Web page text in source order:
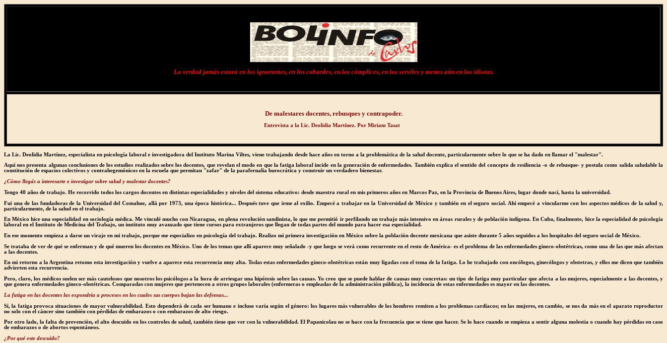
La verdad jamás estará en los ignorantes, en los cobardes, en los cómplices, en los serviles y menos aún en los idiotas.
De malestares docentes, rebusques y contrapoder.
Entrevista a la Lic. Deolidia Martínez. Por Miriam Tasat
La Lic. Deolidia Martínez, especialista en psicología laboral e investigadora del Instituto Marina Viltes, viene trabajando desde hace años en torno a la problemática de la salud docente, particularmente sobre lo que se ha dado en llamar el "malestar".
Aquí nos presenta algunas conclusiones de los estudios realizados sobre los docentes, que revelan el modo en que la fatiga laboral incide en la generación de enfermedades. También explica el sentido del concepto de resiliencia -o de rebusque- y postula como salida saludable la
constitución de espacios colectivos y contrahegemónicos en la escuela que permitan "zafar" de la parafernalia burocrática y construir un verdadero bienestar.
¿Cómo llegás a interesarte e investigar sobre salud y malestar docentes?
Tengo 40 años de trabajo. He recorrido todos los cargos docentes en distintas especialidades y niveles del sistema educativo: desde maestra rural en mis primeros años en Marcos Paz, en la Provincia de Buenos Aires, lugar donde nací, hasta la universidad.
Fui una de las fundadoras de la Universidad del Comahue, allá por 1973, una época histórica... Después tuve que irme al exilio. Empecé a trabajar en la Universidad de México y también en el seguro social. Ahí empecé a vincularme con los aspectos médicos de la salud y,
particularmente, de la salud en el trabajo.
En México hice una especialidad en sociología médica. Me vinculé mucho con Nicaragua, en plena revolución sandinista, lo que me permitió ir perfilando un trabajo más intensivo en áreas rurales y de población indígena. En Cuba, finalmente, hice la especialidad de psicología
laboral en el Instituto de Medicina del Trabajo, un instituto muy avanzado que tiene cursos para extranjeros que llegan de todas partes del mundo para hacer esa especialidad.
En ese momento empieza a darse un viraje en mi trabajo, porque me especializo en psicología del trabajo. Realizo mi primera investigación en México sobre la población docente mexicana que asiste durante 5 años seguidos a los hospitales del seguro social de México.
Se trataba de ver de qué se enferman y de qué mueren los docentes en México. Uno de los temas que allí aparece muy señalado -y que luego se verá como recurrente en el resto de América- es el problema de las enfermedades gineco-obstétricas, como una de las que más afectan
a las docentes.
En mi retorno a la Argentina retomo esta investigación y vuelve a aparece esta recurrencia muy alta. Todas estas enfermedades gineco-obstétricas están muy ligadas con el tema de la fatiga. Lo he trabajado con oncólogos, ginecólogos y obstetras, y ellos me dicen que también
advierten esta recurrencia.
Pero, claro, los médicos suelen ser más cautelosos que nosotros los psicólogos a la hora de arriesgar una hipótesis sobre las causas. Yo creo que se puede hablar de causas muy concretas: un tipo de fatiga muy particular que afecta a las mujeres, especialmente a las docentes, y
que genera enfermedades gineco-obstétricas. Comparadas con mujeres que pertenecen a otros grupos laborales (enfermeras o empleadas de la administración pública), la incidencia de estas enfermedades es mayor en las docentes.
La fatiga en las docentes las expondría a procesos en los cuales sus cuerpos bajan las defensas...
Sí, la fatiga provoca situaciones de mayor vulnerabilidad. Esto dependerá de cada ser humano e incluso varía según el género: los lugares más vulnerables de los hombres remiten a los problemas cardíacos; en las mujeres, en cambio, se nos da más en el aparato reproductor
no solo con el cáncer sino también con pérdidas de embarazos o con embarazos de alto riesgo.
Por otro lado, la falta de prevención, el alto descuido en los controles de salud, también tiene que ver con la vulnerabilidad. El Papanicolau no se hace con la frecuencia que se tiene que hacer. Se lo hace cuando se empieza a sentir alguna molestia o cuando hay pérdidas en caso
de embarazos o de abortos espontáneos.
¿Por qué este descuido?